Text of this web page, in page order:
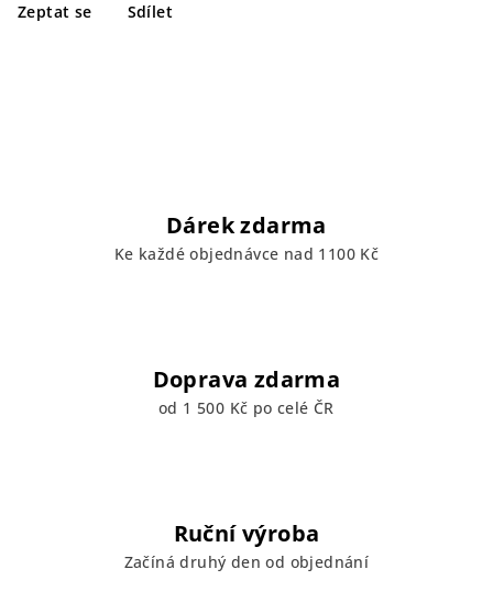
Zeptat se Sdílet
Dárek zdarma
Ke každé objednávce nad 1100 Kč
Doprava zdarma
od 1 500 Kč po celé ČR
Ruční výroba
Začíná druhý den od objednání